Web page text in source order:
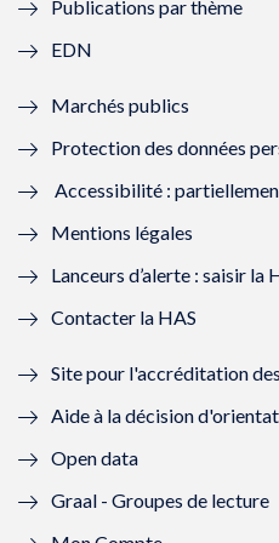
f
n
ê
t
r
e
)
e
n
ê
r
)
Publications par thème
EDN
Marchés publics
Protection des données
Accessibilité :
Mentions légales
Lanceurs d’alerte : saisir la
Contacter la HAS
Site pour l'accréditation
Aide à la décision
Open data
Graal - Groupes de lecture